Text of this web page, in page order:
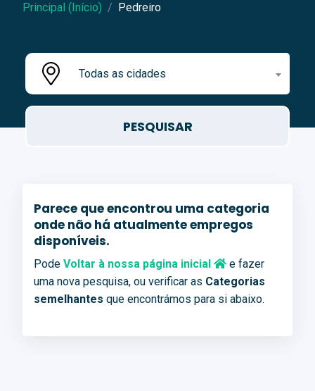
Principal (Início) Pedreiro
Todas as cidades
Parece que encontrou uma categoria
onde não há atualmente empregos
disponíveis.
Pode Voltar à nossa página inicial
e fazer
uma nova pesquisa, ou verificar as Categorias
semelhantes que encontrámos para si abaixo.